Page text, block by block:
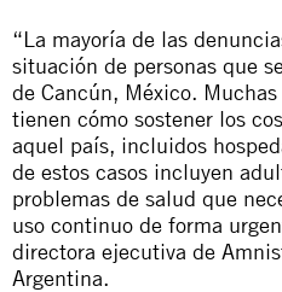
“La mayoría de las
situación de personas que
de Cancún, México.
tienen cómo sostener los
aquel país, incluidos
de estos casos incluyen
problemas de salud que
uso continuo de forma
directora ejecutiva de
Argentina.